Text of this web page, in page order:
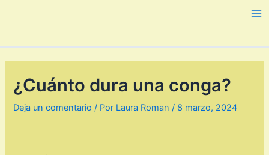
¿Cuánto dura una conga?
Deja un comentario / Por Laura Roman/ 8 marzo, 2024